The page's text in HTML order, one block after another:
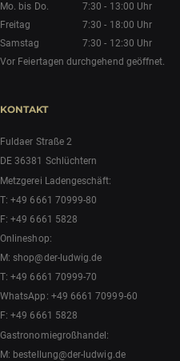
Mo. bis Do. 7:30 - 13:00 Uhr
Freitag
7:30 - 18:00 Uhr
Samstag
7:30 - 12:30 Uhr
Vor Feiertagen durchgehend geöffnet.
KONTAKT
Fuldaer Straße 2
DE 36381 Schlüchtern
Metzgerei Ladengeschäft:
T:+49 6661 70999-80
F: +49 6661 5828
Onlineshop:
M:shop@der-ludwig.de
T:+49 6661 70999-70
WhatsApp: +49 6661 70999-60
F: +49 6661 5828
Gastronomiegroßhandel:
M: bestellung@der-ludwig.de